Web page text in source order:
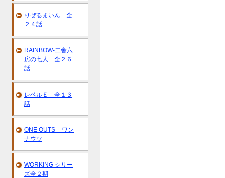
りぜるまいん 全
２４話
RAINBOW-二舎六
房の七人 全２６
話
レベルＥ 全１３
話
ONE OUTS – ワン
ナウツ
WORKING シリー
ズ全２期